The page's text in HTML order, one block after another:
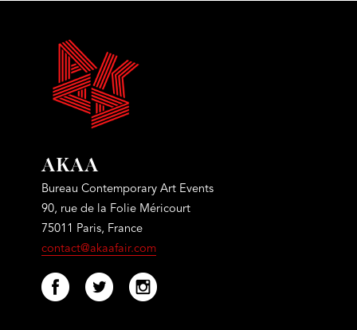
AKAA
Bureau Contemporary Art Events
90, rue de la Folie Méricourt
75011 Paris, France
contact@akaafair.com